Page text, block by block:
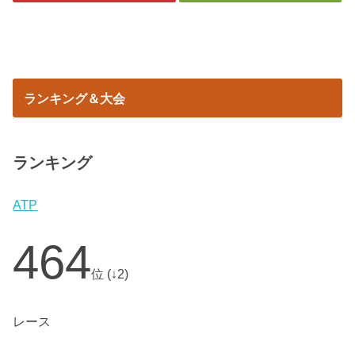
ランキング＆大会
ランキング
ATP
464位 (↓2)
レース